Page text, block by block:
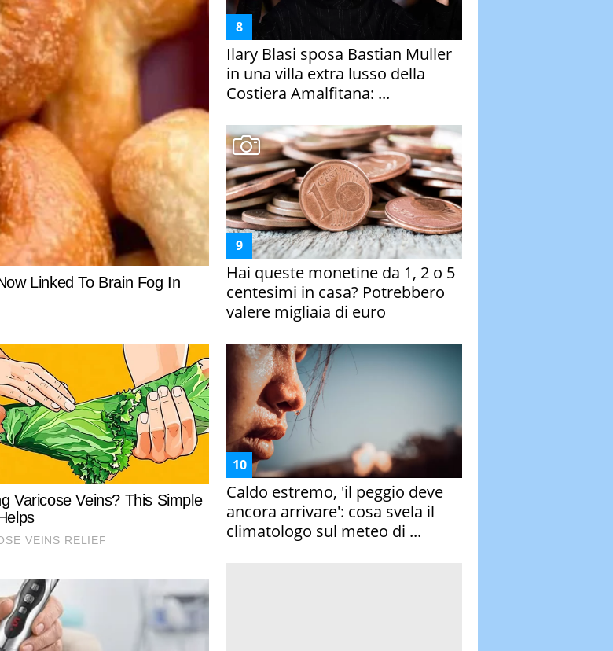
Ilary Blasi sposa Bastian Muller
in una villa extra lusso della
Costiera Amalfitana: ...
Hai queste monetine da 1, 2 o 5
centesimi in casa? Potrebbero
valere migliaia di euro
Caldo estremo, 'il peggio deve
ancora arrivare': cosa svela il
climatologo sul meteo di ...